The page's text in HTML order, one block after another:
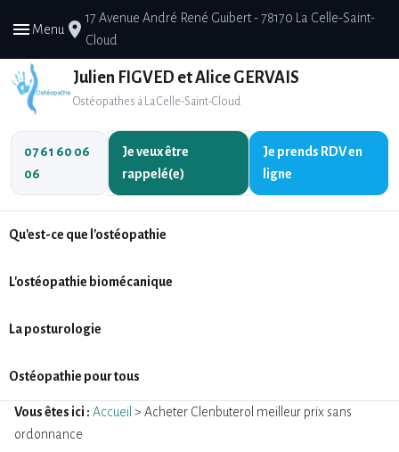
menu Menu place
17 Avenue André René Guibert - 78170 La Celle-Saint-
Cloud
Julien FIGVED et Alice GERVAIS
Ostéopathes à La Celle-Saint-Cloud
07 61 60 06
06
Je veux être
rappelé(e)
Je prends RDV en
ligne
Qu'est-ce que l'ostéopathie
L'ostéopathie biomécanique
La posturologie
Ostéopathie pour tous
Vous êtes ici : Accueil > Acheter Clenbuterol meilleur prix sans
ordonnance